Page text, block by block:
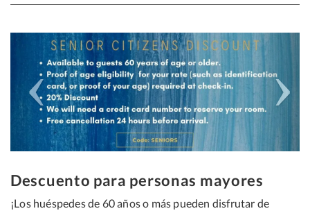
Previous
Descuento para personas mayores
¡Los huéspedes de 60 años o más pueden disfrutar de